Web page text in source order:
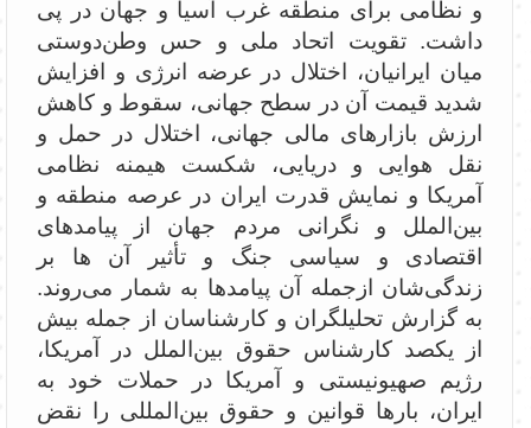
و نظامی برای منطقه غرب آسیا و جهان در پی
داشت. تقویت اتحاد ملی و حس وطن‌دوستی
میان ایرانیان، اختلال در عرضه انرژی و افزایش
شدید قیمت آن در سطح جهانی، سقوط و کاهش
ارزش بازارهای مالی جهانی، اختلال در حمل و
نقل هوایی و دریایی، شکست هیمنه نظامی
آمریکا و نمایش قدرت ایران در عرصه منطقه و
بین‌الملل و نگرانی مردم جهان از پیامدهای
اقتصادی و سیاسی جنگ و تأثیر آن ها بر
زندگی‌شان ازجمله آن پیامدها به شمار می‌روند.
به گزارش تحلیلگران و کارشناسان از جمله بیش
از یکصد کارشناس حقوق بین‌الملل در آمریکا،
رژیم صهیونیستی و آمریکا در حملات خود به
ایران، بارها قوانین و حقوق بین‌المللی را نقض